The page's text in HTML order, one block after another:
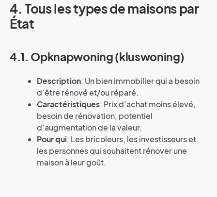
4. Tous les types de maisons par
État
4.1. Opknapwoning (kluswoning)
Description: Un bien immobilier qui a besoin
d’être rénové et/ou réparé.
Caractéristiques: Prix d’achat moins élevé,
besoin de rénovation, potentiel
d’augmentation de la valeur.
Pour qui: Les bricoleurs, les investisseurs et
les personnes qui souhaitent rénover une
maison à leur goût.